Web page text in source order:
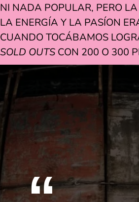
NI NADA POPULAR, PERO
LA ENERGÍA Y LA PASÍON
CUANDO TOCÁBAMOS
SOLD OUTS CON 200 O 300